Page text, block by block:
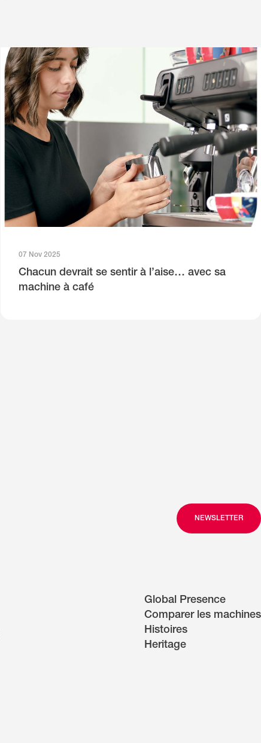
07 Nov 2025
Chacun devrait se sentir à l’aise… avec sa
machine à café
NEWSLETTER
Global Presence
Comparer les machines
Histoires
Heritage